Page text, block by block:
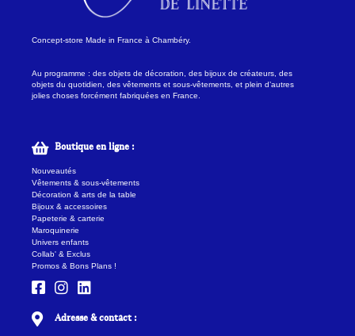
Concept-store Made in France à Chambéry.
Au programme : des objets de décoration, des bijoux de créateurs, des
objets du quotidien, des vêtements et sous-vêtements, et plein d’autres
jolies choses forcément fabriquées en France.
Boutique en ligne :
Nouveautés
Vêtements & sous-vêtements
Décoration & arts de la table
Bijoux & accessoires
Papeterie & carterie
Maroquinerie
Univers enfants
Collab' & Exclus
Promos & Bons Plans !
Adresse & contact :